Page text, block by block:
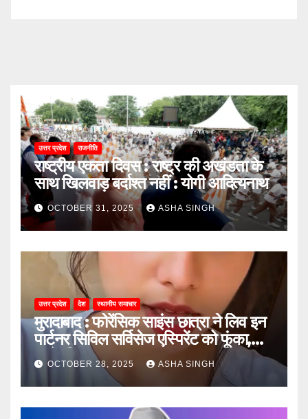
उत्तर प्रदेश राजनीति
राष्ट्रीय एकता दिवस : राष्ट्र की अखंडता के
साथ खिलवाड़ बर्दाश्त नहीं : योगी आदित्यनाथ
OCTOBER 31, 2025 ASHA SINGH
उत्तर प्रदेश देश स्थानीय समाचार
मुरादाबाद : फोरेंसिक साइंस छात्रा ने लिव इन
पार्टनर सिविल सर्विसेज एस्पिरेंट को फूंका,
जानें, फिर क्या हुआ…
OCTOBER 28, 2025 ASHA SINGH